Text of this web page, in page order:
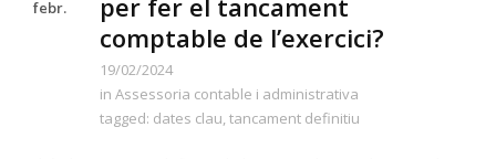
febr.
per fer el tancament
comptable de l’exercici?
19/02/2024
in Assessoria contable i administrativa
tagged: dates clau,tancament definitiu